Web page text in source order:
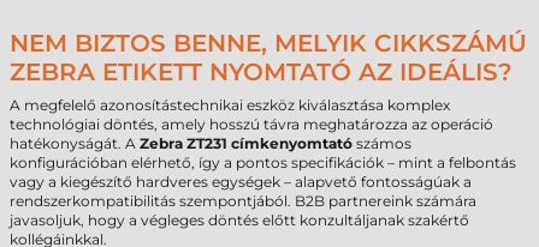
NEM BIZTOS BENNE, MELYIK CIKKSZÁMÚ
ZEBRA ETIKETT NYOMTATÓ AZ IDEÁLIS?
A megfelelő azonosítástechnikai eszköz kiválasztása komplex
technológiai döntés, amely hosszú távra meghatározza az operáció
hatékonyságát. A Zebra ZT231 címkenyomtató számos
konfigurációban elérhető, így a pontos specifikációk – mint a felbontás
vagy a kiegészítő hardveres egységek – alapvető fontosságúak a
rendszerkompatibilitás szempontjából. B2B partnereink számára
javasoljuk, hogy a végleges döntés előtt konzultáljanak szakértő
kollégáinkkal.